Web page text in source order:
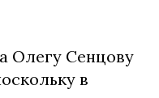
Олегу Сенцову
в